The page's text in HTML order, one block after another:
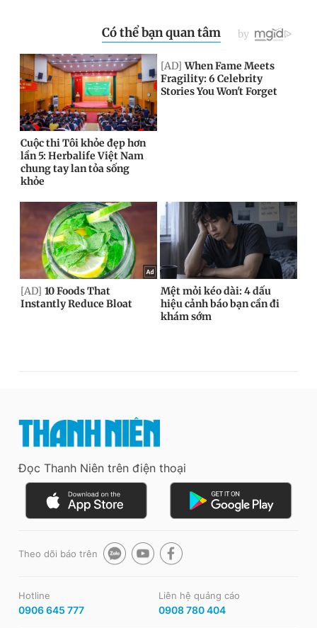
Đọc Thanh Niên trên điện thoại
Theo dõi báo trên
Hotline
0906 645 777
Liên hệ quảng cáo
0908 780 404